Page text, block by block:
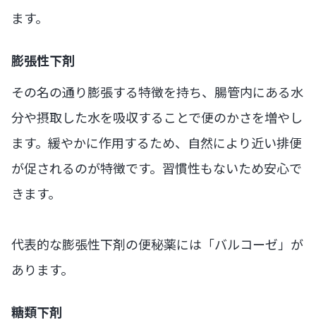
ます。
膨張性下剤
その名の通り膨張する特徴を持ち、腸管内にある水
分や摂取した水を吸収することで便のかさを増やし
ます。緩やかに作用するため、自然により近い排便
が促されるのが特徴です。習慣性もないため安心で
きます。
代表的な膨張性下剤の便秘薬には「バルコーゼ」が
あります。
糖類下剤